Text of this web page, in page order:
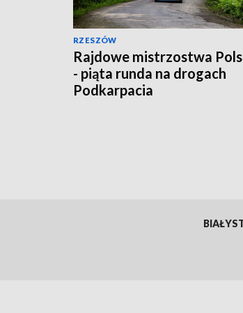
RZESZÓW
Rajdowe mistrzostwa
- piąta runda na drogach
Podkarpacia